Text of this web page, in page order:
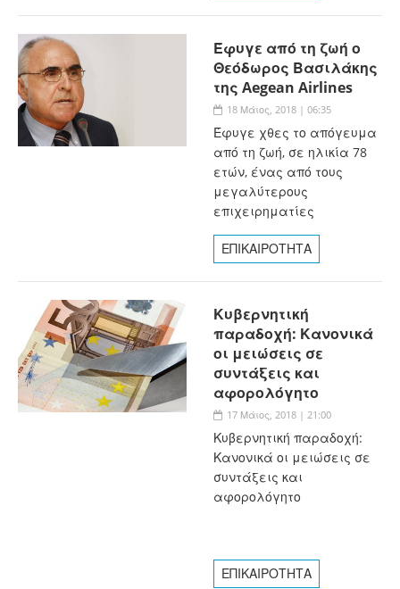
Έφυγε από τη ζωή ο
Θεόδωρος Βασιλάκης
της Aegean Airlines
18 Μάιος, 2018 | 06:35
Έφυγε χθες το απόγευμα
από τη ζωή, σε ηλικία 78
ετών, ένας από τους
μεγαλύτερους
επιχειρηματίες
ΕΠΙΚΑΙΡΟΤΗΤΑ
Κυβερνητική
παραδοχή: Κανονικά
οι μειώσεις σε
συντάξεις και
αφορολόγητο
17 Μάιος, 2018 | 21:00
Κυβερνητική παραδοχή:
Κανονικά οι μειώσεις σε
συντάξεις και
αφορολόγητο
ΕΠΙΚΑΙΡΟΤΗΤΑ